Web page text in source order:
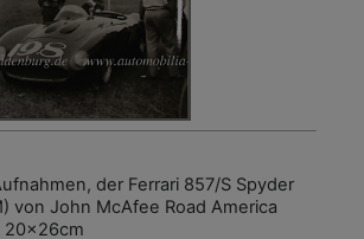
der Ferrari 857/S Spyder
von John McAfee Road America
20x26cm